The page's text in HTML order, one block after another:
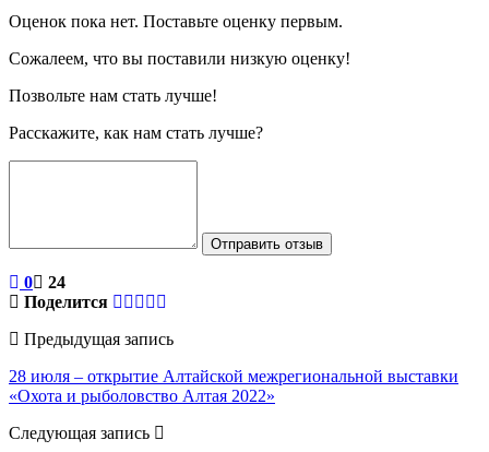
Оценок пока нет. Поставьте оценку первым.
Сожалеем, что вы поставили низкую оценку!
Позвольте нам стать лучше!
Расскажите, как нам стать лучше?
Отправить отзыв
0
24
Поделится
Предыдущая запись
28 июля – открытие Алтайской межрегиональной выставки
«Охота и рыболовство Алтая 2022»
Следующая запись